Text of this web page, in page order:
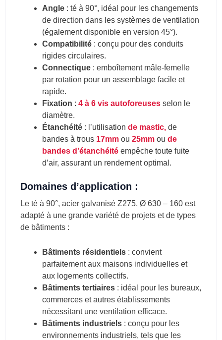
Angle: té à 90°, idéal pour les changements
de direction dans les systèmes de ventilation
(également disponible en version 45°).
Compatibilité: conçu pour des conduits
rigides circulaires.
Connectique: emboîtement mâle-femelle
par rotation pour un assemblage facile et
rapide.
Fixation : 4 à 6 vis autoforeusesselon le
diamètre.
Étanchéité: l’utilisation de mastic, de
bandes à trous 17mmou 25mmou de
bandes d’étanchéité empêche toute fuite
d’air, assurant un rendement optimal.
Domaines d’application :
Le té à 90°, acier galvanisé Z275, Ø 630 – 160 est
adapté à une grande variété de projets et de types
de bâtiments :
Bâtiments résidentiels: convient
parfaitement aux maisons individuelles et
aux logements collectifs.
Bâtiments tertiaires: idéal pour les bureaux,
commerces et autres établissements
nécessitant une ventilation efficace.
Bâtiments industriels: conçu pour les
environnements industriels, tels que les